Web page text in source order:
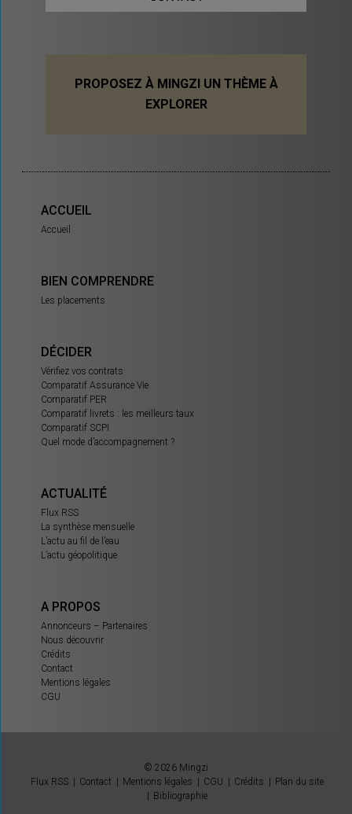
PROPOSEZ À MINGZI UN THÈME À
EXPLORER
ACCUEIL
Accueil
BIEN COMPRENDRE
Les placements
DÉCIDER
Vérifiez vos contrats
Comparatif Assurance Vie
Comparatif PER
Comparatif livrets : les meilleurs taux
Comparatif SCPI
Quel mode d’accompagnement ?
ACTUALITÉ
Flux RSS
La synthèse mensuelle
L’actu au fil de l’eau
L’actu géopolitique
A PROPOS
Annonceurs – Partenaires
Nous découvrir
Crédits
Contact
Mentions légales
CGU
© 2026 Mingzi
Flux RSS
Contact Mentions légales CGU Crédits
Plan du site
Bibliographie